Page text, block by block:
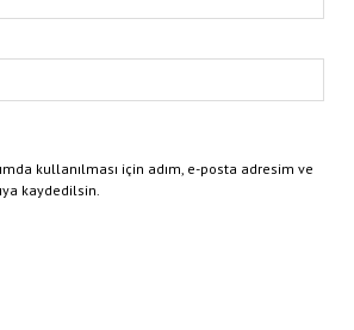
kullanılması için adım, e-posta adresim ve
kaydedilsin.